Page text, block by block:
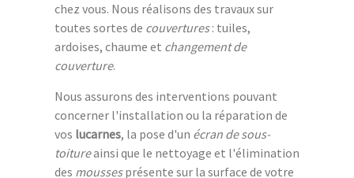
chez vous. Nous réalisons des travaux sur
toutes sortes de couvertures: tuiles,
ardoises, chaume et changement de
couverture.
Nous assurons des interventions pouvant
concerner l'installation ou la réparation de
vos lucarnes, la pose d'un écran de sous-
toitureainsi que le nettoyage et l'élimination
des moussesprésente sur la surface de votre